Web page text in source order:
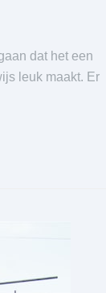
dat het een
leuk maakt. Er